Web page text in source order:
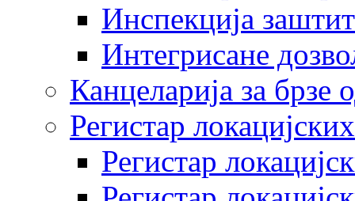
Инспекција
Интегрисане
Канцеларија за брзе
Регистар
Регистар